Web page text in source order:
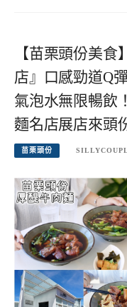
【苗栗頭份美
店』口感勁道Q
氣泡水無限暢飲
麵名店展店來頭
苗栗頭份